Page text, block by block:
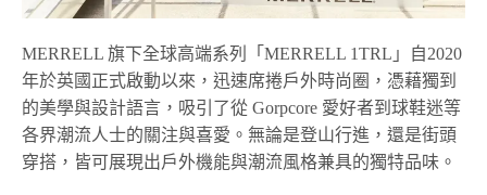
MERRELL 旗下全球高端系列「MERRELL 1TRL」自2020
年於英國正式啟動以來，迅速席捲戶外時尚圈，憑藉獨到
的美學與設計語言，吸引了從 Gorpcore 愛好者到球鞋迷等
各界潮流人士的關注與喜愛。無論是登山行進，還是街頭
穿搭，皆可展現出戶外機能與潮流風格兼具的獨特品味。